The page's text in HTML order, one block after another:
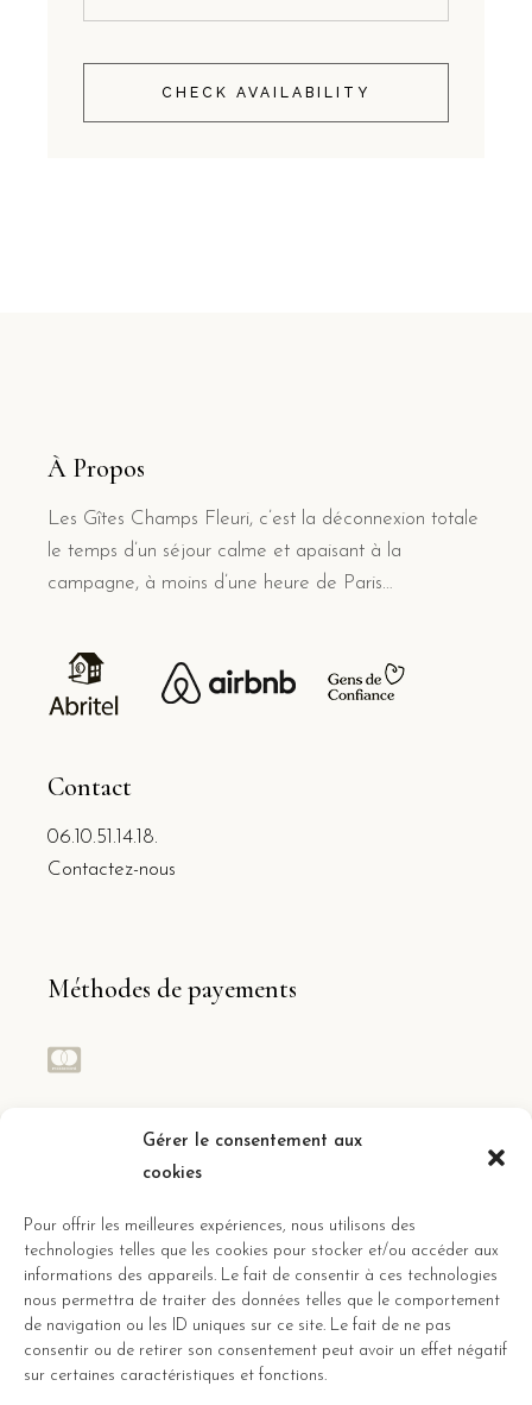
Gérer le consentement aux
cookies
Pour offrir les meilleures expériences, nous utilisons des
technologies telles que les cookies pour stocker et/ou accéder aux
informations des appareils. Le fait de consentir à ces technologies
nous permettra de traiter des données telles que le comportement
de navigation ou les ID uniques sur ce site. Le fait de ne pas
consentir ou de retirer son consentement peut avoir un effet négatif
sur certaines caractéristiques et fonctions.
CHECK AVAILABILITY
À Propos
Les Gîtes Champs Fleuri, c’est la déconnexion totale
le temps d’un séjour calme et apaisant à la
campagne, à moins d’une heure de Paris…
Contact
06.10.51.14.18.
Contactez-nous
Méthodes de payements
Réseaux sociaux